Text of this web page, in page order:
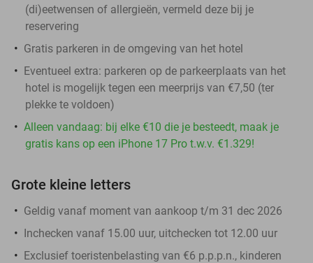
(di)eetwensen of allergieën, vermeld deze bij je
reservering
Gratis parkeren in de omgeving van het hotel
Eventueel extra: parkeren op de parkeerplaats van het
hotel is mogelijk tegen een meerprijs van €7,50 (ter
plekke te voldoen)
Alleen vandaag: bij elke €10 die je besteedt, maak je
gratis kans op een iPhone 17 Pro t.w.v. €1.329!
Grote kleine letters
Geldig vanaf moment van aankoop t/m 31 dec 2026
Inchecken vanaf 15.00 uur, uitchecken tot 12.00 uur
Exclusief toeristenbelasting van €6 p.p.p.n., kinderen